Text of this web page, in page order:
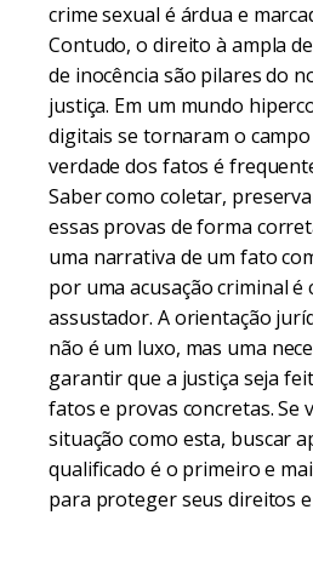
crime sexual é árdua e
Contudo, o direito à ampla
de inocência são pilares do
justiça. Em um mundo
digitais se tornaram o
verdade dos fatos é
Saber como coletar,
essas provas de forma
uma narrativa de um fato
por uma acusação criminal é
assustador. A orientação
não é um luxo, mas uma
garantir que a justiça seja
fatos e provas concretas. Se
situação como esta, buscar
qualificado é o primeiro e
para proteger seus direitos